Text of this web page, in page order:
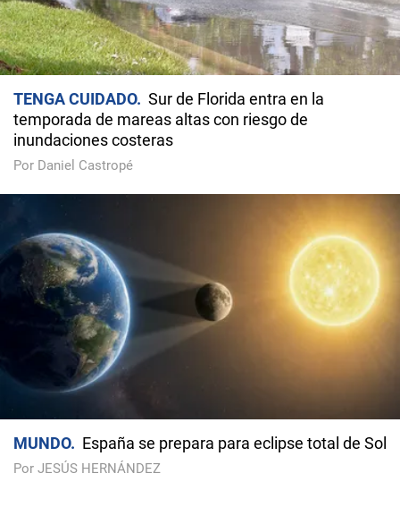
TENGA CUIDADO
Sur de Florida entra en la
temporada de mareas altas con riesgo de
inundaciones costeras
Por Daniel Castropé
MUNDO España se prepara para eclipse total de Sol
Por JESÚS HERNÁNDEZ